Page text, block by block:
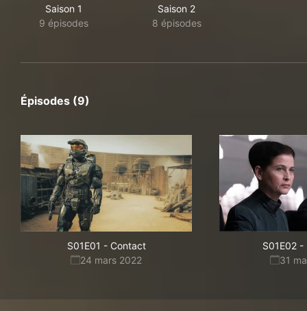
Saison 1
9 épisodes
Saison 2
8 épisodes
Épisodes (9)
S01E01 - Contact
24 mars 2022
S01E02 -
31